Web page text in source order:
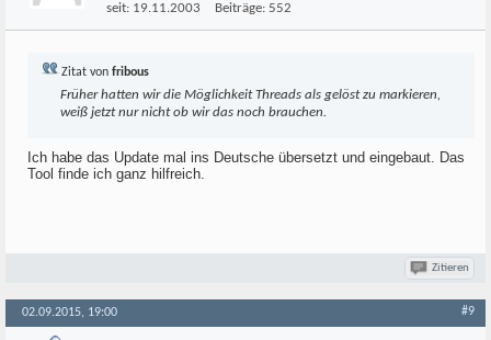
seit: 19.11.2003 Beiträge: 552
Zitat von fribous
Früher hatten wir die Möglichkeit Threads als gelöst zu markieren,
weiß jetzt nur nicht ob wir das noch brauchen.
Ich habe das Update mal ins Deutsche übersetzt und eingebaut. Das
Tool finde ich ganz hilfreich.
Zitieren
02.09.2015, 19:00 #9